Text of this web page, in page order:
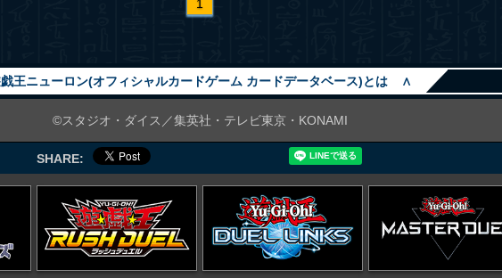
1
王ニューロン(オフィシャルカードゲーム カードデータベース)とは ∧
©スタジオ・ダイス／集英社・テレビ東京・KONAMI
SHARE: